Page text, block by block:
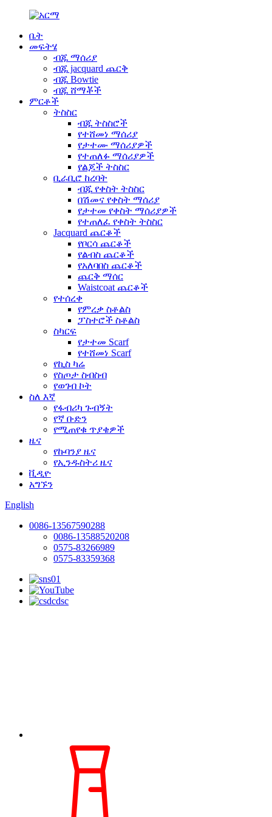
ቤት
መፍትሄ
ብጁ ማሰሪያ
ብጁ jacquard ጨርቅ
ብጁ Bowtie
ብጁ ሸማቾች
ምርቶች
ትስስር
ብጁ ትስስሮች
የተሸመነ ማሰሪያ
የታተሙ ማሰሪያዎች
የተጠለፉ ማሰሪያዎች
የልጆች ትስስር
ቢራቢሮ ከረባት
ብጁ የቀስት ትስስር
በሽመና የቀስት ማሰሪያ
የታተመ የቀስት ማሰሪያዎች
የተጠለፈ የቀስት ትስስር
Jacquard ጨርቆች
የቦርሳ ጨርቆች
የልብስ ጨርቆች
የአለባበስ ጨርቆች
ጨርቅ ማሰር
Waistcoat ጨርቆች
የተሰረቀ
የምረቃ ስቶልስ
ፓስተሮች ስቶልስ
ስካርፍ
የታተመ Scarf
የተሸመነ Scarf
የኪስ ካሬ
የስጦታ ስብስብ
የወገብ ኮት
ስለ እኛ
የፋብሪካ ጉብኝት
የኛ ቡድን
የሚጠየቁ ጥያቄዎች
ዜና
የኩባንያ ዜና
የኢንዱስትሪ ዜና
ቪዲዮ
አግኙን
English
0086-13567590288
0086-13588520208
0575-83266989
0575-83359368